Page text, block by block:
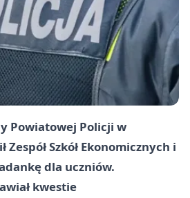
Powiatowej Policji w
Zespół Szkół Ekonomicznych i
dla uczniów.
kwestie